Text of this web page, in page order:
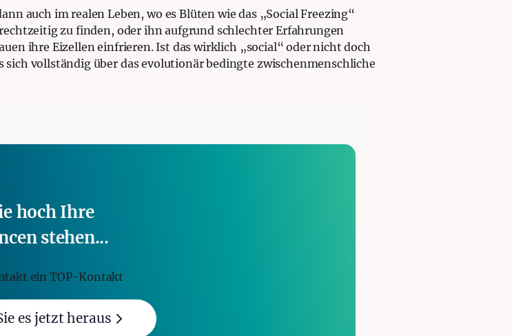
auch im realen Leben, wo es Blüten wie das „Social Freezing“
zu finden, oder ihn aufgrund schlechter Erfahrungen
ihre Eizellen einfrieren. Ist das wirklich „social“ oder nicht doch
vollständig über das evolutionär bedingte zwischenmenschliche
hoch Ihre
stehen...
ein TOP-Kontakt
es jetzt heraus